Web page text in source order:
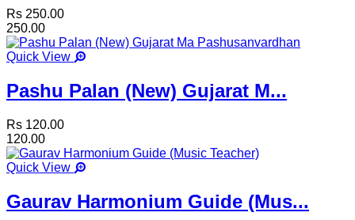
Rs 250.00
250.00
Quick View
Pashu Palan (New) Gujarat M...
Rs 120.00
120.00
Quick View
Gaurav Harmonium Guide (Mus...